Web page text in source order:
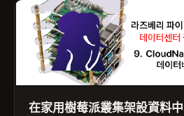
在家用樹莓派叢集架設資料